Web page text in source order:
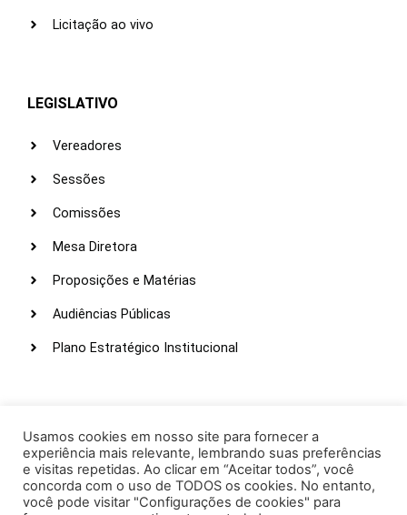
Licitação ao vivo
LEGISLATIVO
Vereadores
Sessões
Comissões
Mesa Diretora
Proposições e Matérias
Audiências Públicas
Plano Estratégico Institucional
Webmail
Intranet
Administração
Usamos cookies em nosso site para fornecer a
experiência mais relevante, lembrando suas preferências
e visitas repetidas. Ao clicar em “Aceitar todos”, você
concorda com o uso de TODOS os cookies. No entanto,
você pode visitar "Configurações de cookies" para